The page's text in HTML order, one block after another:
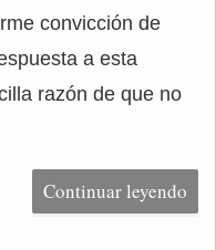
convicción de
a esta
razón de que no
Continuar leyendo